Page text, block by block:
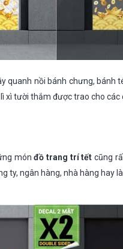
quanh nồi bánh chưng,
xì tười thắm được trao cho
mónđồ trang trí tết cũng
ty, ngân hàng, nhà hàng hay